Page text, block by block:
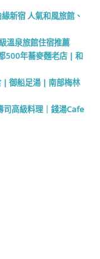
新宿 人氣和風旅館、
溫泉旅館住宿推薦
500年蕎麥麵老店 | 和
| 御船足湯 | 南部梅林
司高級料理｜錢湯Cafe